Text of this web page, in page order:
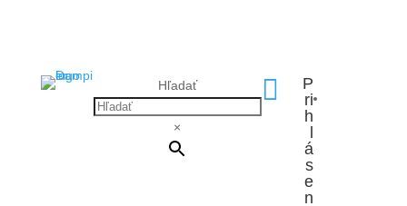
Hľadať
×

P
ri
h
á
s
e
n